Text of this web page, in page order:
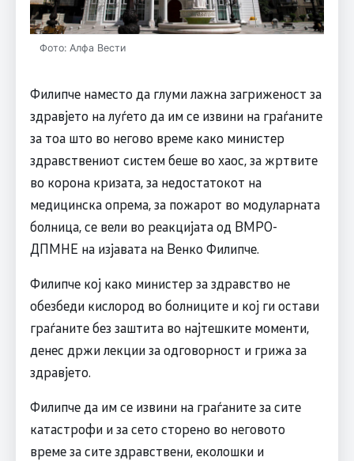
Фото: Алфа Вести
Филипче наместо да глуми лажна загриженост за
здравјето на луѓето да им се извини на граѓаните
за тоа што во негово време како министер
здравствениот систем беше во хаос, за жртвите
во корона кризата, за недостатокот на
медицинска опрема, за пожарот во модуларната
болница, се вели во реакцијата од ВМРО-
ДПМНЕ на изјавата на Венко Филипче.
Филипче кој како министер за здравство не
обезбеди кислород во болниците и кој ги остави
граѓаните без заштита во најтешките моменти,
денес држи лекции за одговорност и грижа за
здравјето.
Филипче да им се извини на граѓаните за сите
катастрофи и за сето сторено во неговото
време за сите здравствени, еколошки и